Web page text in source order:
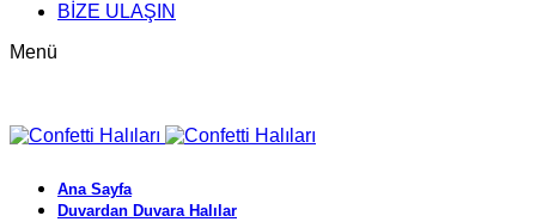
BİZE ULAŞIN
Menü
Ana Sayfa
Duvardan Duvara Halılar